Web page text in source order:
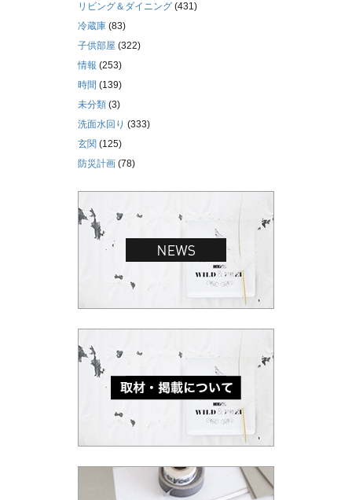
リビング＆ダイニング (431)
冷蔵庫 (83)
子供部屋 (322)
情報 (253)
時間 (139)
未分類 (3)
洗面水回り (333)
玄関 (125)
防災計画 (78)